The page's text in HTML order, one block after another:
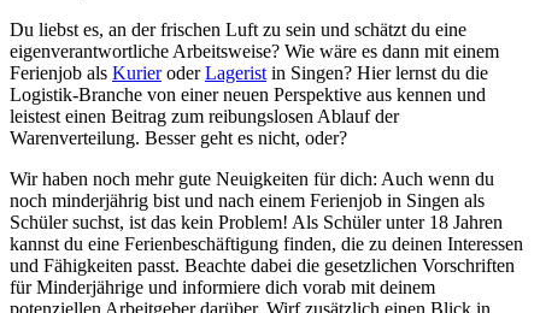
Du liebst es, an der frischen Luft zu sein und schätzt du eine
eigenverantwortliche Arbeitsweise? Wie wäre es dann mit einem
Ferienjob als KurieroderLagerist in Singen? Hier lernst du die
Logistik-Branche von einer neuen Perspektive aus kennen und
leistest einen Beitrag zum reibungslosen Ablauf der
Warenverteilung. Besser geht es nicht, oder?
Wir haben noch mehr gute Neuigkeiten für dich: Auch wenn du
noch minderjährig bist und nach einem Ferienjob in Singen als
Schüler suchst, ist das kein Problem! Als Schüler unter 18 Jahren
kannst du eine Ferienbeschäftigung finden, die zu deinen Interessen
und Fähigkeiten passt. Beachte dabei die gesetzlichen Vorschriften
für Minderjährige und informiere dich vorab mit deinem
potenziellen Arbeitgeber darüber. Wirf zusätzlich einen Blick in